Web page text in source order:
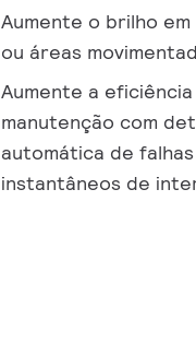
Aumente o brilho
ou áreas
Aumente a
manutenção com
automática de
instantâneos de